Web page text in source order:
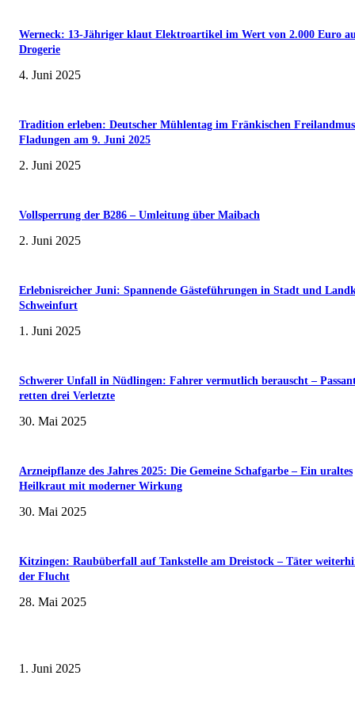
Werneck: 13-Jähriger klaut Elektroartikel im Wert von 2.000 Euro
Drogerie
4. Juni 2025
Tradition erleben: Deutscher Mühlentag im Fränkischen
Fladungen am 9. Juni 2025
2. Juni 2025
Vollsperrung der B286 – Umleitung über Maibach
2. Juni 2025
Erlebnisreicher Juni: Spannende Gästeführungen in Stadt und
Schweinfurt
1. Juni 2025
Schwerer Unfall in Nüdlingen: Fahrer vermutlich berauscht –
retten drei Verletzte
30. Mai 2025
Arzneipflanze des Jahres 2025: Die Gemeine Schafgarbe – Ein uraltes
Heilkraut mit moderner Wirkung
30. Mai 2025
Kitzingen: Raubüberfall auf Tankstelle am Dreistock – Täter
der Flucht
28. Mai 2025
1. Juni 2025